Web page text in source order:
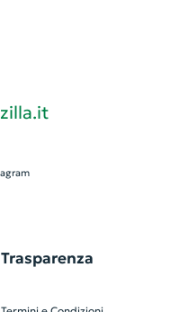
Trasparenza